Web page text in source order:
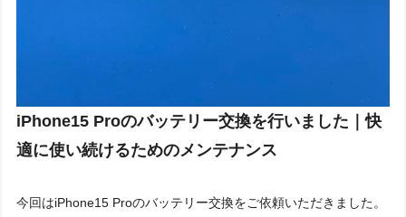
iPhone15 Proのバッテリー交換を行いました｜快
適に使い続けるためのメンテナンス
今回はiPhone15 Proのバッテリー交換をご依頼いただきました。